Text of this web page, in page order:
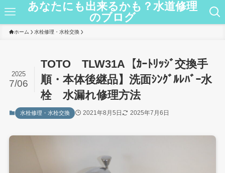
あなたにも出来るかも？水道修理
のブログ
ホーム 水栓修理・水栓交換
TOTO TLW31A【ｶｰﾄﾘｯｼﾞ交換手
順・本体後継品】洗面ｼﾝｸﾞﾙﾚﾊﾞｰ水
栓 水漏れ修理方法
2025
7/06
水栓修理・水栓交換 2021年8月5日 2025年7月6日